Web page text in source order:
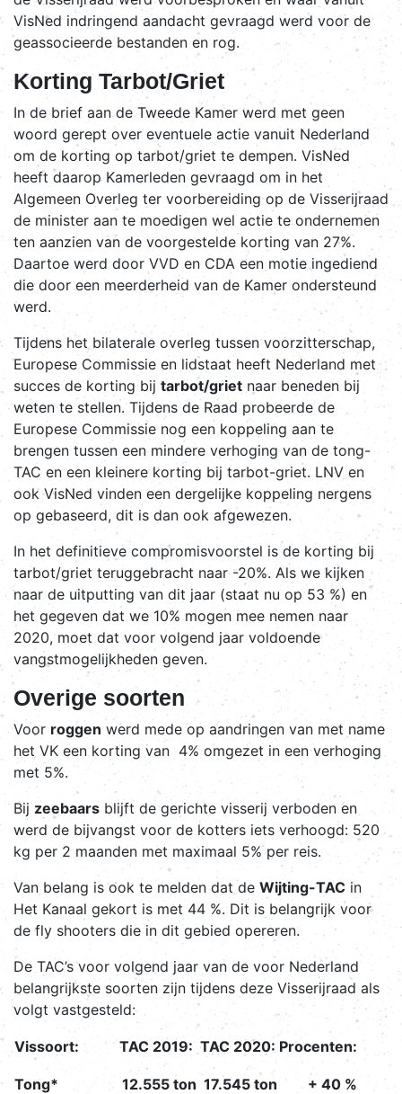
VisNed indringend aandacht gevraagd werd voor de
geassocieerde bestanden en rog.
Korting Tarbot/Griet
In de brief aan de Tweede Kamer werd met geen
woord gerept over eventuele actie vanuit Nederland
om de korting op tarbot/griet te dempen. VisNed
heeft daarop Kamerleden gevraagd om in het
Algemeen Overleg ter voorbereiding op de Visserijraad
de minister aan te moedigen wel actie te ondernemen
ten aanzien van de voorgestelde korting van 27%.
Daartoe werd door VVD en CDA een motie ingediend
die door een meerderheid van de Kamer ondersteund
werd.
Tijdens het bilaterale overleg tussen voorzitterschap,
Europese Commissie en lidstaat heeft Nederland met
succes de korting bij tarbot/griet naar beneden bij
weten te stellen. Tijdens de Raad probeerde de
Europese Commissie nog een koppeling aan te
brengen tussen een mindere verhoging van de tong-
TAC en een kleinere korting bij tarbot-griet. LNV en
ook VisNed vinden een dergelijke koppeling nergens
op gebaseerd, dit is dan ook afgewezen.
In het definitieve compromisvoorstel is de korting bij
tarbot/griet teruggebracht naar -20%. Als we kijken
naar de uitputting van dit jaar (staat nu op 53 %) en
het gegeven dat we 10% mogen mee nemen naar
2020, moet dat voor volgend jaar voldoende
vangstmogelijkheden geven.
Overige soorten
Voor roggen werd mede op aandringen van met name
het VK een korting van 4% omgezet in een verhoging
met 5%.
Bij zeebaars blijft de gerichte visserij verboden en
werd de bijvangst voor de kotters iets verhoogd: 520
kg per 2 maanden met maximaal 5% per reis.
Van belang is ook te melden dat de Wijting-TAC in
Het Kanaal gekort is met 44 %. Dit is belangrijk voor
de fly shooters die in dit gebied opereren.
De TAC’s voor volgend jaar van de voor Nederland
belangrijkste soorten zijn tijdens deze Visserijraad als
volgt vastgesteld:
Vissoort: TAC 2019: TAC 2020: Procenten:
Tong* 12.555 ton 17.545 ton + 40 %